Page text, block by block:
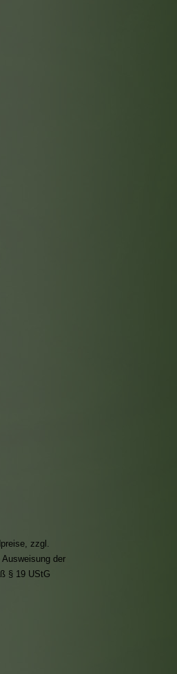
zzgl.
Ausweisung der
§ 19 UStG